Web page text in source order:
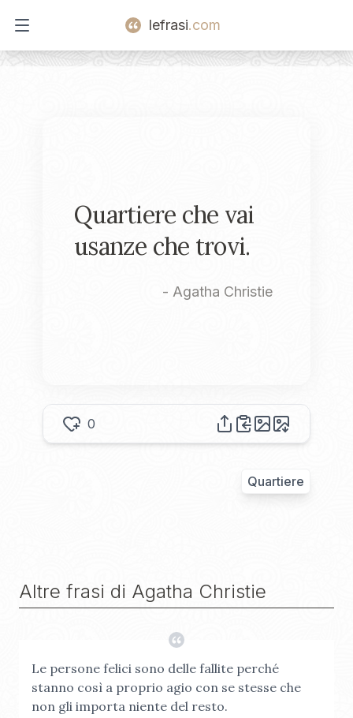
Open main menu
lefrasi.com
Quartiere che vai
usanze che trovi.
- Agatha Christie
0
Quartiere
Altre frasi di Agatha Christie
Le persone felici sono delle fallite perché
stanno così a proprio agio con se stesse che
non gli importa niente del resto.